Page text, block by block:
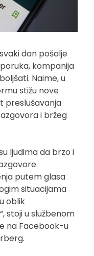
dan pošalje
kompanija
Naime, u
stižu nove
preslušavanja
i bržeg
ljudima da brzo i
putem glasa
situacijama
oblik
stoji u službenom
na Facebook-u